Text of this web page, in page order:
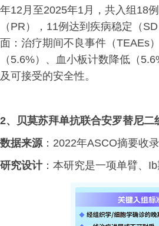
年12月至2025年1月，共入组18
（PR），11例达到疾病稳定（
面：治疗期间不良事件（TEAEs
（5.6%）、血小板计数降低（
及可接受的安全性。
2、
贝莫苏拜单抗联合安罗替尼
数据来源：2022年ASCO摘要收录
研究设计：本研究是一项单臂、